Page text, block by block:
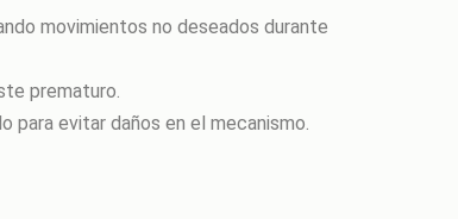
movimientos no deseados durante
prematuro.
evitar daños en el mecanismo.